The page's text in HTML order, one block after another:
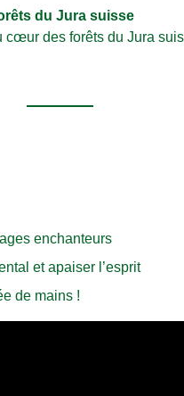
du Jura suisse
des forêts du Jura
enchanteurs
et apaiser l’esprit
de mains !